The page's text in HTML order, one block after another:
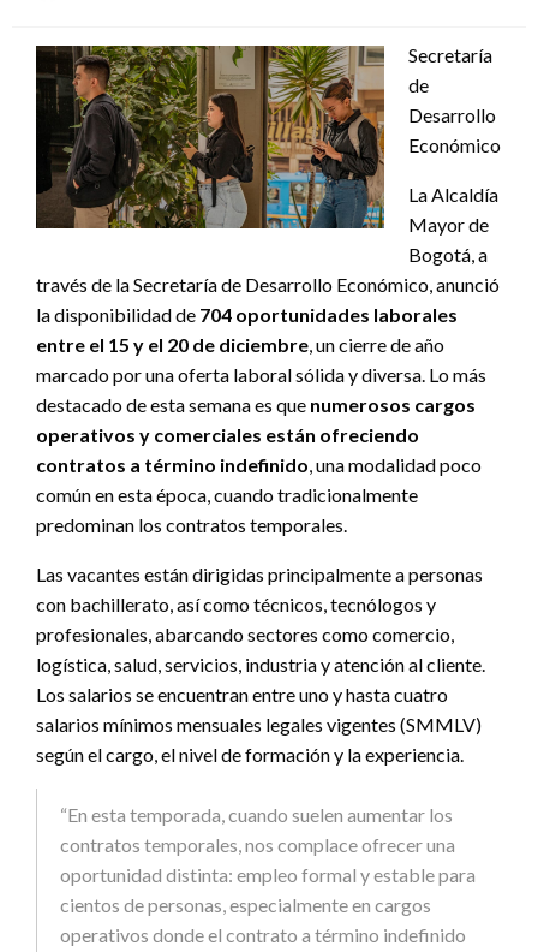
Secretaría
de
Desarrollo
Económico
La Alcaldía
Mayor de
Bogotá, a
través de la Secretaría de Desarrollo Económico, anunció
la disponibilidad de 704 oportunidades laborales
entre el 15 y el 20 de diciembre, un cierre de año
marcado por una oferta laboral sólida y diversa. Lo más
destacado de esta semana es que numerosos cargos
operativos y comerciales están ofreciendo
contratos a término indefinido, una modalidad poco
común en esta época, cuando tradicionalmente
predominan los contratos temporales.
Las vacantes están dirigidas principalmente a personas
con bachillerato, así como técnicos, tecnólogos y
profesionales, abarcando sectores como comercio,
logística, salud, servicios, industria y atención al cliente.
Los salarios se encuentran entre uno y hasta cuatro
salarios mínimos mensuales legales vigentes (SMMLV)
según el cargo, el nivel de formación y la experiencia.
“En esta temporada, cuando suelen aumentar los
contratos temporales, nos complace ofrecer una
oportunidad distinta: empleo formal y estable para
cientos de personas, especialmente en cargos
operativos donde el contrato a término indefinido